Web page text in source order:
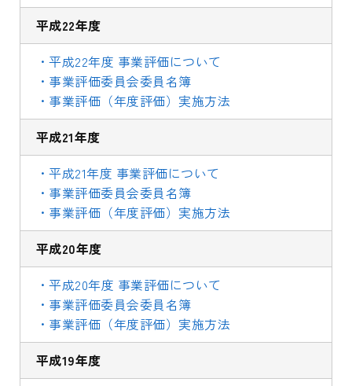
平成22年度
・平成22年度 事業評価について
・事業評価委員会委員名簿
・事業評価（年度評価）実施方法
平成21年度
・平成21年度 事業評価について
・事業評価委員会委員名簿
・事業評価（年度評価）実施方法
平成20年度
・平成20年度 事業評価について
・事業評価委員会委員名簿
・事業評価（年度評価）実施方法
平成19年度